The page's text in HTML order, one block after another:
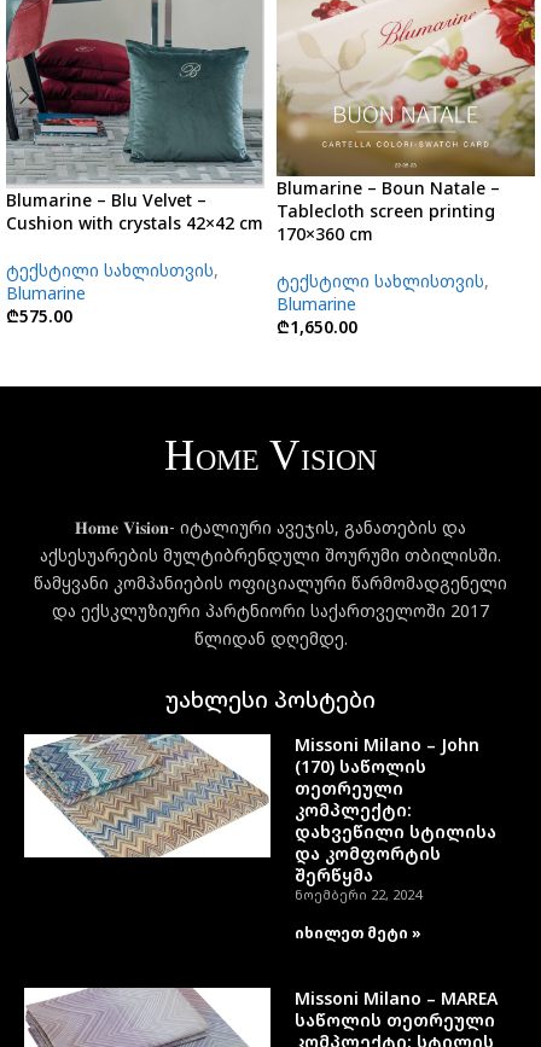
Blumarine – Blu Velvet –
Cushion with crystals 42×42 cm
ტექსტილი სახლისთვის,
Blumarine
₾575.00
Blumarine – Boun Natale –
Tablecloth screen printing
170×360 cm
ტექსტილი სახლისთვის,
Blumarine
₾1,650.00
𝐇𝐨𝐦𝐞 𝐕𝐢𝐬𝐢𝐨𝐧- იტალიური ავეჯის, განათების და
აქსესუარების მულტიბრენდული შოურუმი თბილისში.
წამყვანი კომპანიების ოფიციალური წარმომადგენელი
და ექსკლუზიური პარტნიორი საქართველოში 2017
წლიდან დღემდე.
უახლესი პოსტები
Missoni Milano – John
(170) საწოლის
თეთრეული
კომპლექტი:
დახვეწილი სტილისა
და კომფორტის
შერწყმა
ნოემბერი 22, 2024
იხილეთ მეტი »
Missoni Milano – MAREA
საწოლის თეთრეული
კომპლექტი: სტილის